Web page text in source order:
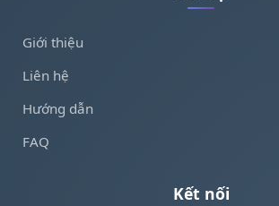
Giới thiệu
Liên hệ
Hướng dẫn
FAQ
Kết nối